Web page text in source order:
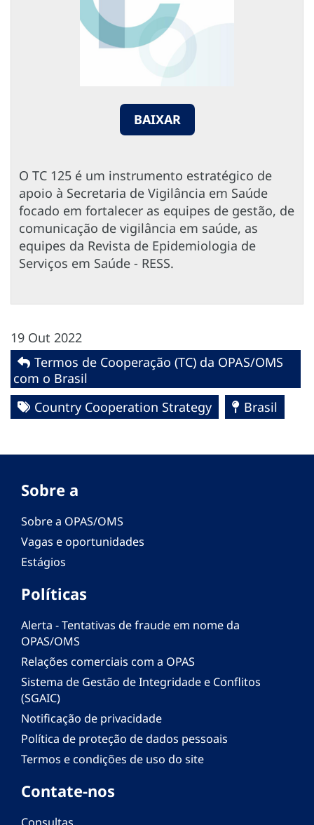
BAIXAR
O TC 125 é um instrumento estratégico de
apoio à Secretaria de Vigilância em Saúde
focado em fortalecer as equipes de gestão, de
comunicação de vigilância em saúde, as
equipes da Revista de Epidemiologia de
Serviços em Saúde - RESS.
19 Out 2022
Termos de Cooperação (TC) da OPAS/OMS
com o Brasil
Country Cooperation Strategy
Brasil
Sobre a
Sobre a OPAS/OMS
Vagas e oportunidades
Estágios
Políticas
Alerta - Tentativas de fraude em nome da
OPAS/OMS
Relações comerciais com a OPAS
Sistema de Gestão de Integridade e Conflitos
(SGAIC)
Notificação de privacidade
Política de proteção de dados pessoais
Termos e condições de uso do site
Contate-nos